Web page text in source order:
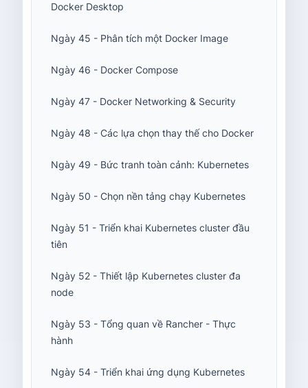
Docker Desktop
Ngày 45 - Phân tích một Docker Image
Ngày 46 - Docker Compose
Ngày 47 - Docker Networking & Security
Ngày 48 - Các lựa chọn thay thế cho Docker
Ngày 49 - Bức tranh toàn cảnh: Kubernetes
Ngày 50 - Chọn nền tảng chạy Kubernetes
Ngày 51 - Triển khai Kubernetes cluster đầu
tiên
Ngày 52 - Thiết lập Kubernetes cluster đa
node
Ngày 53 - Tổng quan về Rancher - Thực
hành
Ngày 54 - Triển khai ứng dụng Kubernetes